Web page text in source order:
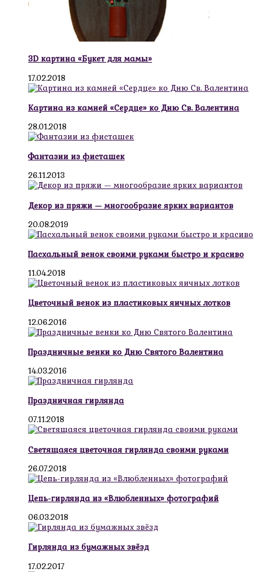
3D картина «Букет для мамы»
17.02.2018
Картина из камней «Сердце» ко Дню Св. Валентина
28.01.2018
Фантазии из фисташек
26.11.2013
Декор из пряжи — многообразие ярких вариантов
20.08.2019
Пасхальный венок своими руками быстро и красиво
11.04.2018
Цветочный венок из пластиковых яичных лотков
12.06.2016
Праздничные венки ко Дню Святого Валентина
14.03.2016
Праздничная гирлянда
07.11.2018
Светящаяся цветочная гирлянда своими руками
26.07.2018
Цепь-гирлянда из «Влюбленных» фотографий
06.03.2018
Гирлянда из бумажных звёзд
17.02.2017